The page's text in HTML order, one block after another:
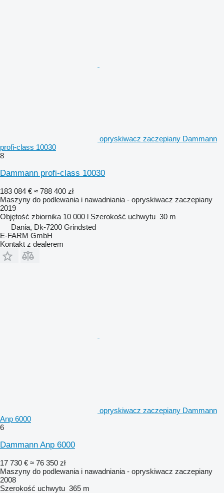
opryskiwacz zaczepiany Dammann
profi-class 10030
8
Dammann profi-class 10030
183 084 € ≈ 788 400 zł
Maszyny do podlewania i nawadniania - opryskiwacz zaczepiany
2019
Objętość zbiornika 10 000 l Szerokość uchwytu 30 m
Dania, Dk-7200 Grindsted
E-FARM GmbH
Kontakt z dealerem
opryskiwacz zaczepiany Dammann
Anp 6000
6
Dammann Anp 6000
17 730 € ≈ 76 350 zł
Maszyny do podlewania i nawadniania - opryskiwacz zaczepiany
2008
Szerokość uchwytu 365 m